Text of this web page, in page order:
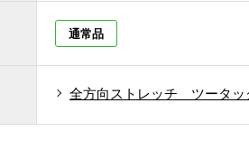
通常品
全方向ストレッチ ツータ